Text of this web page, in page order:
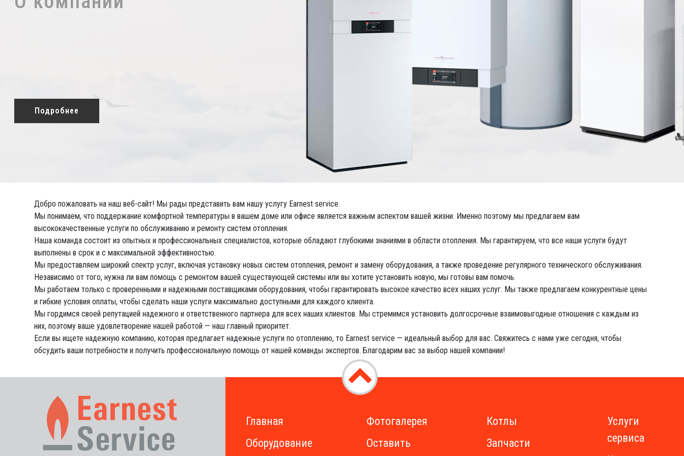
Подробнее
Добро пожаловать на наш веб-сайт! Мы рады представить вам нашу услугу Earnest service.
Мы понимаем, что поддержание комфортной температуры в вашем доме или офисе является важным аспектом вашей жизни. Именно поэтому мы предлагаем вам
высококачественные услуги по обслуживанию и ремонту систем отопления.
Наша команда состоит из опытных и профессиональных специалистов, которые обладают глубокими знаниями в области отопления. Мы гарантируем, что все наши услуги будут
выполнены в срок и с максимальной эффективностью.
Мы предоставляем широкий спектр услуг, включая установку новых систем отопления, ремонт и замену оборудования, а также проведение регулярного технического обслуживания.
Независимо от того, нужна ли вам помощь с ремонтом вашей существующей системы или вы хотите установить новую, мы готовы вам помочь.
Мы работаем только с проверенными и надежными поставщиками оборудования, чтобы гарантировать высокое качество всех наших услуг. Мы также предлагаем конкурентные цены
и гибкие условия оплаты, чтобы сделать наши услуги максимально доступными для каждого клиента.
Мы гордимся своей репутацией надежного и ответственного партнера для всех наших клиентов. Мы стремимся установить долгосрочные взаимовыгодные отношения с каждым из
них, поэтому ваше удовлетворение нашей работой — наш главный приоритет.
Если вы ищете надежную компанию, которая предлагает надежные услуги по отоплению, то Earnest service — идеальный выбор для вас. Свяжитесь с нами уже сегодня, чтобы
обсудить ваши потребности и получить профессиональную помощь от нашей команды экспертов. Благодарим вас за выбор нашей компании!
Главная
Оборудование
Фотогалерея
Оставить
Котлы
Запчасти
Услуги
сервиса